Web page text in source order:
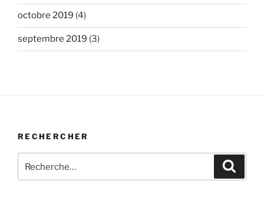
octobre 2019 (4)
septembre 2019 (3)
RECHERCHER
pour